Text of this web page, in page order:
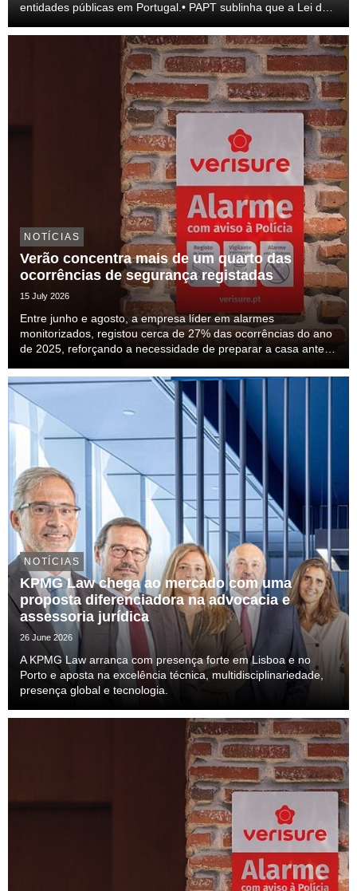
entidades públicas em Portugal.• PAPT sublinha que a Lei do
do setor e para a transparên...
NOTÍCIAS
Verão concentra mais de um quarto das
ocorrências de segurança registadas
15 July 2026
Entre junho e agosto, a empresa líder em alarmes
monitorizados, registou cerca de 27% das ocorrências do ano
de 2025, reforçando a necessidade de preparar a casa antes
NOTÍCIAS
KPMG Law chega ao mercado com uma
proposta diferenciadora na advocacia e
assessoria jurídica
26 June 2026
A KPMG Law arranca com presença forte em Lisboa e no
Porto e aposta na excelência técnica, multidisciplinariedade,
presença global e tecnologia.